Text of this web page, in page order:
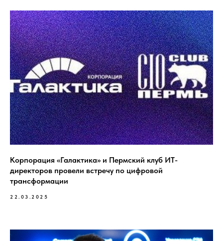
Корпорация «Галактика» и Пермский клуб ИТ-
директоров провели встречу по цифровой
трансформации
22.03.2025